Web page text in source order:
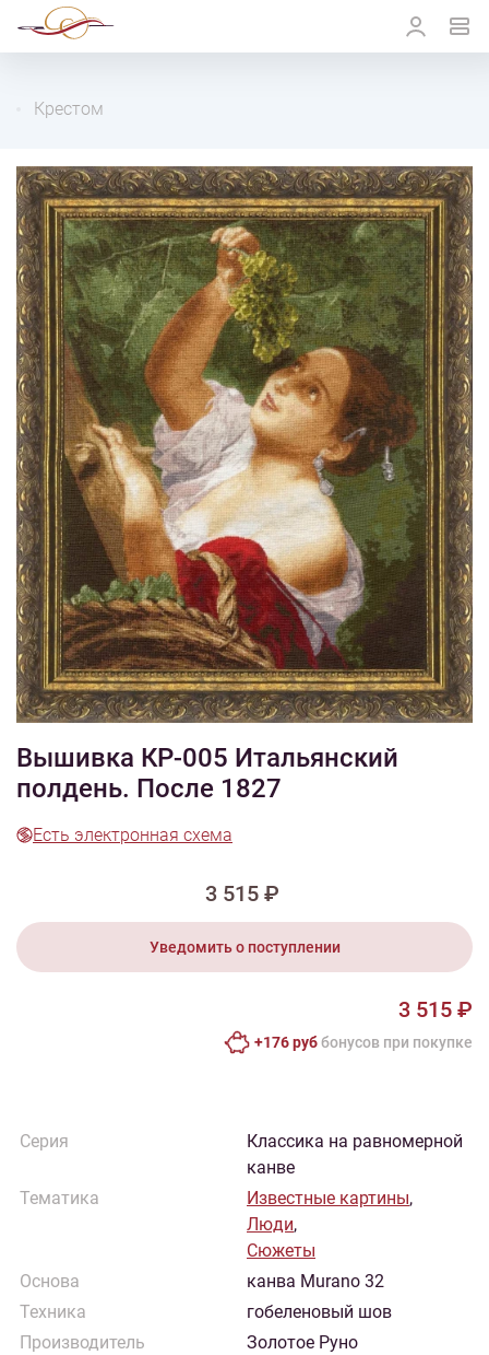
Крестом
1/7
Смотреть видео - обзор
Изображения и цвет представленного товара могут незначительно
отличаться от оригинала продукции, взависимости от разрешения и
настроек вашего монитора, а также условий освещения при съемке
Вышивка КР-005 Итальянский
полдень. После 1827
Есть электронная схема
3 515 ₽
Уведомить о поступлении
3 515 ₽
+176 руббонусов при покупке
Серия
Классика на равномерной
канве
Тематика
Известные картины,
Люди,
Сюжеты
Основа
канва Murano 32
Техника
гобеленовый шов
Производитель
Золотое Руно